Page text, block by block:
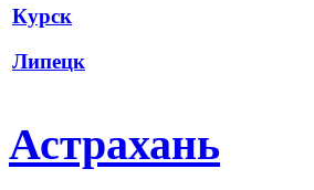
Курск
Липецк
Астрахань